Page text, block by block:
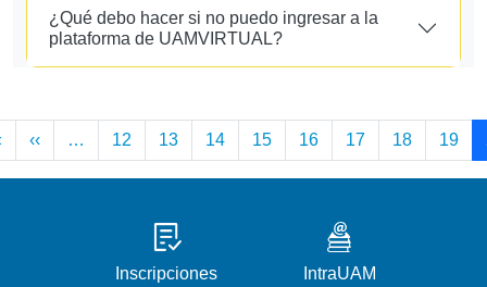
¿Qué debo hacer si no puedo ingresar a la
plataforma de UAMVIRTUAL?
Paginación
Primera página
‹‹Página anterior
… 12 13 14 15 16 17 18 19
Inscripciones IntraUAM